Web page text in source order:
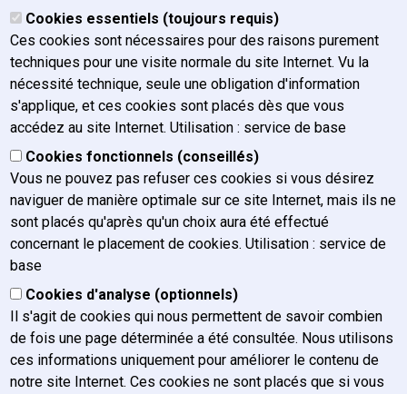
Cookies essentiels (toujours requis)
Ces cookies sont nécessaires pour des raisons purement
techniques pour une visite normale du site Internet. Vu la
nécessité technique, seule une obligation d'information
s'applique, et ces cookies sont placés dès que vous
accédez au site Internet. Utilisation : service de base
Cookies fonctionnels (conseillés)
Vous ne pouvez pas refuser ces cookies si vous désirez
naviguer de manière optimale sur ce site Internet, mais ils ne
sont placés qu'après qu'un choix aura été effectué
concernant le placement de cookies. Utilisation : service de
base
Cookies d'analyse (optionnels)
Il s'agit de cookies qui nous permettent de savoir combien
de fois une page déterminée a été consultée. Nous utilisons
ces informations uniquement pour améliorer le contenu de
notre site Internet. Ces cookies ne sont placés que si vous
Organigramme
Organes
Historique
Mission, vision et valeurs
Rapport annuel
Plan de gestion
Actualités
Postes vacants
FAQ / Contact
Nous contacter
Nous atteindre
Presse
Plaintes
Confidentialité des courriels